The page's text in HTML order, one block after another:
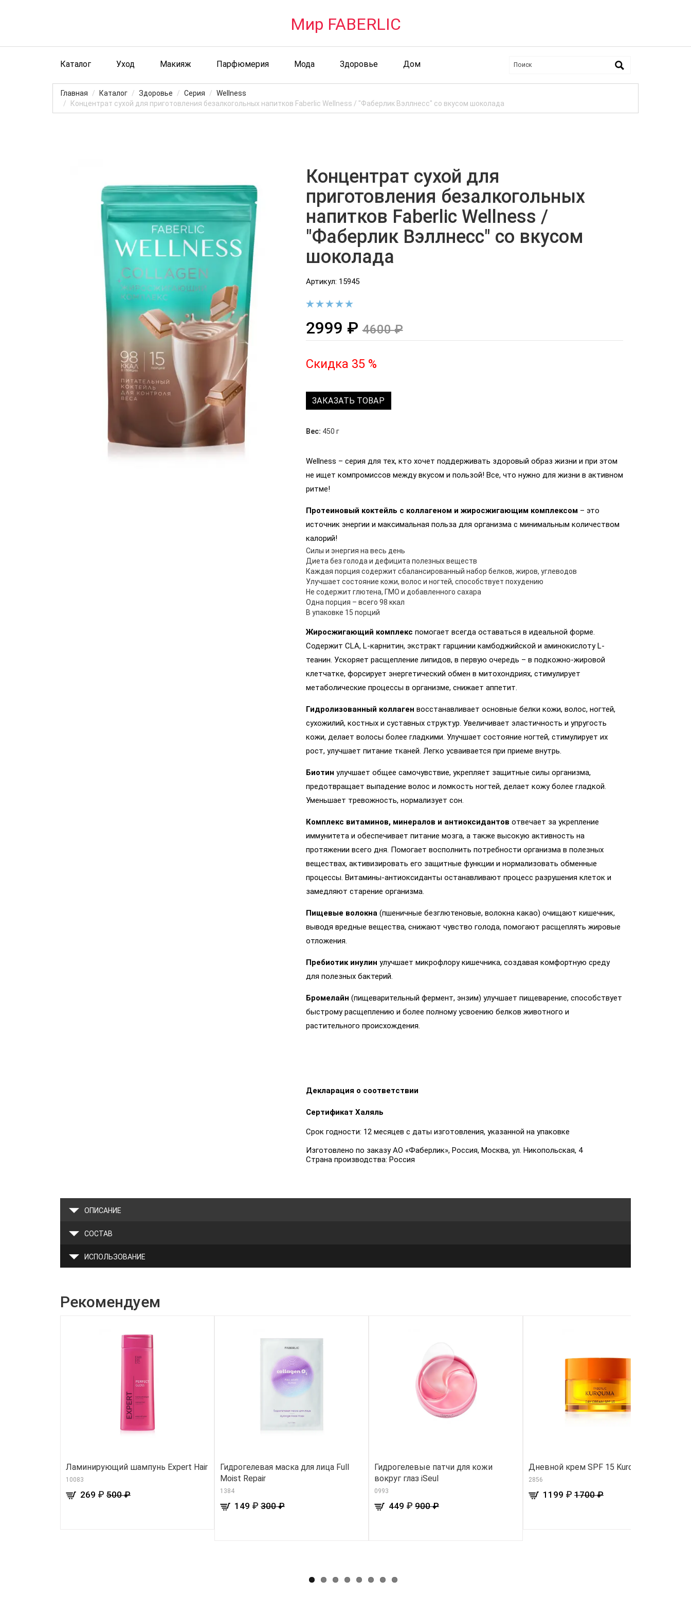
Мир FABERLIC
Каталог Уход Макияж Парфюмерия Мода Здоровье Дом
Главная Каталог Здоровье Серия
Wellness
Концентрат сухой для приготовления безалкогольных напитков Faberlic Wellness / "Фаберлик Вэллнесс" со вкусом шоколада
Концентрат сухой для
приготовления безалкогольных
напитков Faberlic Wellness /
"Фаберлик Вэллнесс" со вкусом
шоколада
Артикул: 15945
2999 ₽4600 ₽
Скидка 35 %
ЗАКАЗАТЬ ТОВАР
Вес: 450 г
Wellness – серия для тех, кто хочет поддерживать здоровый образ жизни и при этом
не ищет компромиссов между вкусом и пользой! Все, что нужно для жизни в активном
ритме!
Протеиновый коктейль с коллагеном и жиросжигающим комплексом– это
источник энергии и максимальная польза для организма с минимальным количеством
калорий!
Силы и энергия на весь день
Диета без голода и дефицита полезных веществ
Каждая порция содержит сбалансированный набор белков, жиров, углеводов
Улучшает состояние кожи, волос и ногтей, способствует похудению
Не содержит глютена, ГМО и добавленного сахара
Одна порция – всего 98 ккал
В упаковке 15 порций
Жиросжигающий комплекс помогает всегда оставаться в идеальной форме.
Содержит CLA, L-карнитин, экстракт гарцинии камбоджийской и аминокислоту L-
теанин. Ускоряет расщепление липидов, в первую очередь – в подкожно-жировой
клетчатке, форсирует энергетический обмен в митохондриях, стимулирует
метаболические процессы в организме, снижает аппетит.
Гидролизованный коллаген восстанавливает основные белки кожи, волос, ногтей,
сухожилий, костных и суставных структур. Увеличивает эластичность и упругость
кожи, делает волосы более гладкими. Улучшает состояние ногтей, стимулирует их
рост, улучшает питание тканей. Легко усваивается при приеме внутрь.
Биотин улучшает общее самочувствие, укрепляет защитные силы организма,
предотвращает выпадение волос и ломкость ногтей, делает кожу более гладкой.
Уменьшает тревожность, нормализует сон.
Комплекс витаминов, минералов и антиоксидантов отвечает за укрепление
иммунитета и обеспечивает питание мозга, а также высокую активность на
протяжении всего дня. Помогает восполнить потребности организма в полезных
веществах, активизировать его защитные функции и нормализовать обменные
процессы. Витамины-антиоксиданты останавливают процесс разрушения клеток и
замедляют старение организма.
Пищевые волокна(пшеничные безглютеновые, волокна какао) очищают кишечник,
выводя вредные вещества, снижают чувство голода, помогают расщеплять жировые
отложения.
Пребиотик инулин улучшает микрофлору кишечника, создавая комфортную среду
для полезных бактерий.
Бромелайн (пищеварительный фермент, энзим) улучшает пищеварение, способствует
быстрому расщеплению и более полному усвоению белков животного и
растительного происхождения.
Декларация о соответствии
Сертификат Халяль
Срок годности: 12 месяцев с даты изготовления, указанной на упаковке
Изготовлено по заказу АО «Фаберлик», Россия, Москва, ул. Никопольская, 4
Страна производства: Россия
ОПИСАНИЕ
СОСТАВ
ИСПОЛЬЗОВАНИЕ
Рекомендуем
Ламинирующий шампунь Expert Hair
10083
269 ₽ 500 ₽
Гидрогелевая маска для лица Full
Moist Repair
1384
149 ₽ 300 ₽
Гидрогелевые патчи для кожи
вокруг глаз iSeul
0993
449 ₽ 900 ₽
Дневной крем SPF 15 Kurquma
2856
1199 ₽ 1700 ₽